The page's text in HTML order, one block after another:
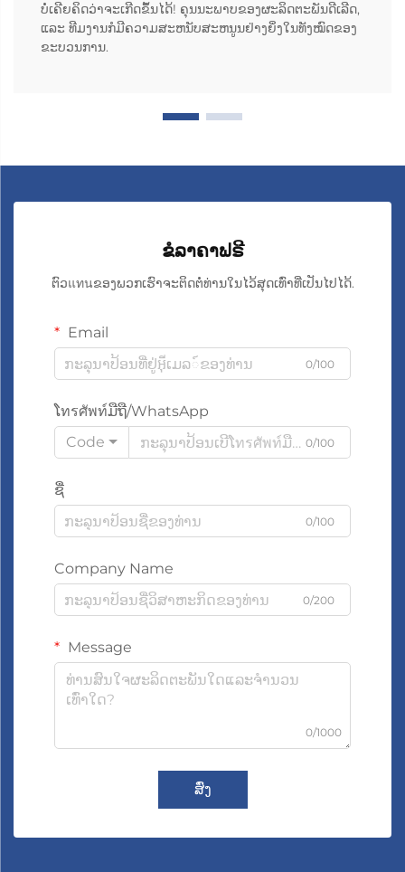
ບໍ່ເຄີຍຄິດວ່າຈະເກີດຂຶ້ນໄດ້! ຄຸນນະພາບຂອງຜະລິດຕະພັນດີເລີດ,
ແລະ ທີມງານກໍມີຄວາມສະຫນັບສະຫນູນຢ່າງຍິ່ງໃນທັງໝົດຂອງ
ຂະບວນການ.
ຂໍລາຄາຟຣີ
ຕົວแทนຂອງພວກເຮົາຈະຕິດຕໍ່ທ່ານໃນໄວ້ສຸດເທົ່າທີ່ເປັນໄປໄດ້.
Email
0/100
ໂทรศัพท์ມືຖື/WhatsApp
Code
0/100
ຊື່
0/100
Company Name
0/200
Message
0/1000
ສົ່ງ